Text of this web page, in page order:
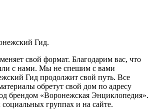
Гид.
свой формат. Благодарим вас, что
с нами. Мы не спешим с вами
Гид продолжит свой путь. Все
обретут свой дом по адресу
брендом «Воронежская Энциклопедия».
группах и на сайте.